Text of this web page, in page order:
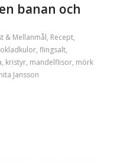
banan och
& Mellanmål, Recept,
, flingsalt,
, kristyr, mandelflisor, mörk
Jansson